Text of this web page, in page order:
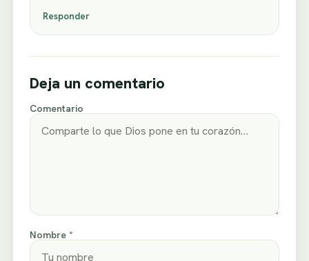
Responder
Deja un comentario
Comentario
Nombre *